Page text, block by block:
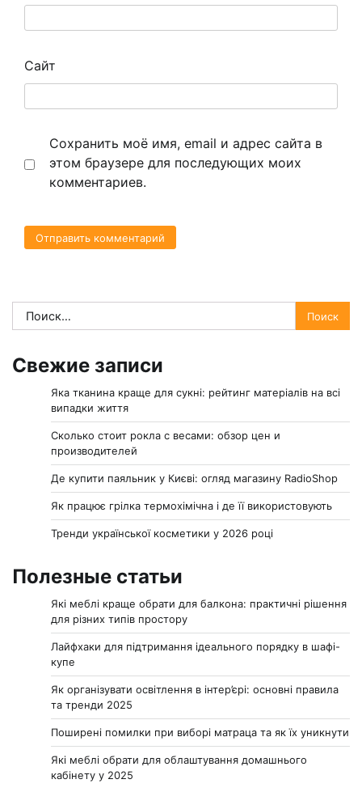
Сайт
Сохранить моё имя, email и адрес сайта в
этом браузере для последующих моих
комментариев.
Найти:
Свежие записи
Яка тканина краще для сукні: рейтинг матеріалів на всі
випадки життя
Сколько стоит рокла с весами: обзор цен и
производителей
Де купити паяльник у Києві: огляд магазину RadioShop
Як працює грілка термохімічна і де її використовують
Тренди української косметики у 2026 році
Полезные статьи
Які меблі краще обрати для балкона: практичні рішення
для різних типів простору
Лайфхаки для підтримання ідеального порядку в шафі-
купе
Як організувати освітлення в інтер’єрі: основні правила
та тренди 2025
Поширені помилки при виборі матраца та як їх уникнути
Які меблі обрати для облаштування домашнього
кабінету у 2025